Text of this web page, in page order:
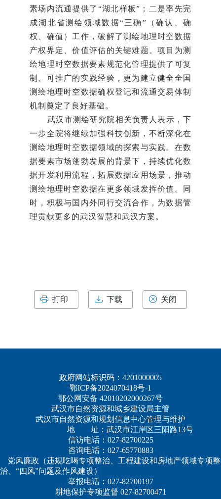
素场内流通提供了“湖北样板”；二是率先完
成湖北省测绘领域数据“三确”（确认、确
权、确值）工作，破解了测绘地理时空数据
产权界定、价值评估的关键难题。项目为测
绘地理时空数据要素规范化管理提供了可复
制、可推广的实践经验，更为建立健全全国
测绘地理时空数据确权登记和流通交易体制
机制奠定了良好基础。
武汉市测绘研究院相关负责人表示，下
一步全院将继续加强科技创新，不断深化在
测绘地理时空数据领域的探索与实践。在数
据要素市场蓬勃发展的背景下，持续优化数
据开发利用流程，拓展数据应用场景，推动
测绘地理时空数据在更多领域发挥价值。同
时，积极与国内外同行交流合作，为数据管
理贡献更多的武汉智慧和武汉方案。
打印 下载 关闭
政府网站标识码：4201000005
鄂ICP备2024070418号-1
鄂公网安备 42010202000267号
武汉市自然资源和城乡建设局主管
武汉市自然资源和规划信息中心管理与维护
地 址：武汉市江岸区三阳路13号
信访电话：027-82700225
咨询电话：027-65770883
党风廉政（违规吃喝专项整治、工程建设和房地产领域专项整
治、“四风”问题及作风建设）
举报电话：027-82700197
耕地保护专项监督 027-82700471